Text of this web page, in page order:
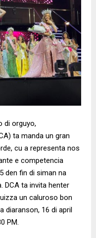
di orguyo,
ta manda un gran
cu a representa nos
e competencia
den fin di siman na
DCA ta invita henter
un caluroso bon
diaranson, 16 di april
PM.